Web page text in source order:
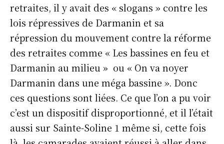
retraites, il y avait des « slogans » contre les
lois répressives de Darmanin et sa
répression du mouvement contre la réforme
des retraites comme « Les bassines en feu et
Darmanin au milieu » ou « On va noyer
Darmanin dans une méga bassine ». Donc
ces questions sont liées. Ce que l’on a pu voir
c’est un dispositif disproportionné, et il l’était
aussi sur Sainte-Soline 1 même si, cette fois